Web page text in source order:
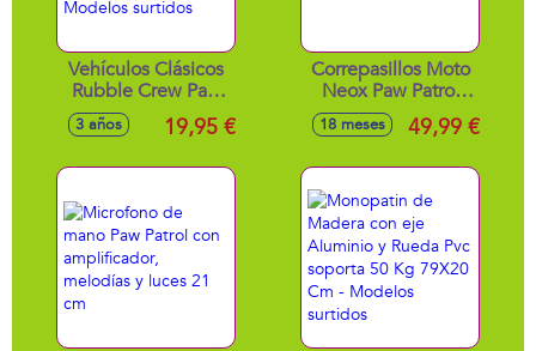
Vehículos Clásicos
Rubble Crew Paw
Patrol. Incluye 1
figura. 39x24x24
3 años 19,95 €
Correpasillos Moto
Neox Paw Patrol
69x27,5x49 cm
18 meses 49,99 €